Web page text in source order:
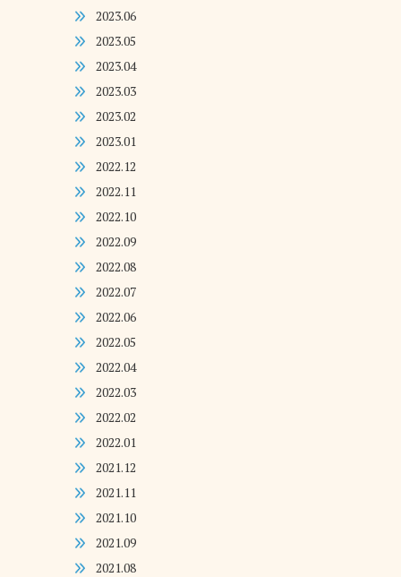
2023.06
2023.05
2023.04
2023.03
2023.02
2023.01
2022.12
2022.11
2022.10
2022.09
2022.08
2022.07
2022.06
2022.05
2022.04
2022.03
2022.02
2022.01
2021.12
2021.11
2021.10
2021.09
2021.08